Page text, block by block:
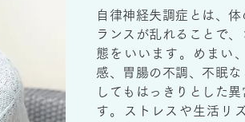
自律神経失調症とは、
ランスが乱れることで
態をいいます。めまい
感、胃腸の不調、不眠
してもはっきりとした
す。ストレスや生活リ